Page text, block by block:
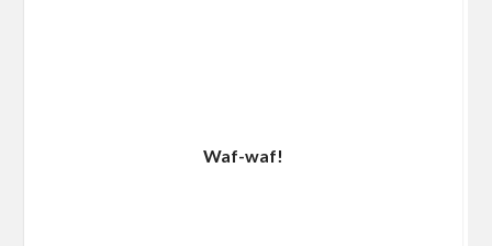
Waf-waf!